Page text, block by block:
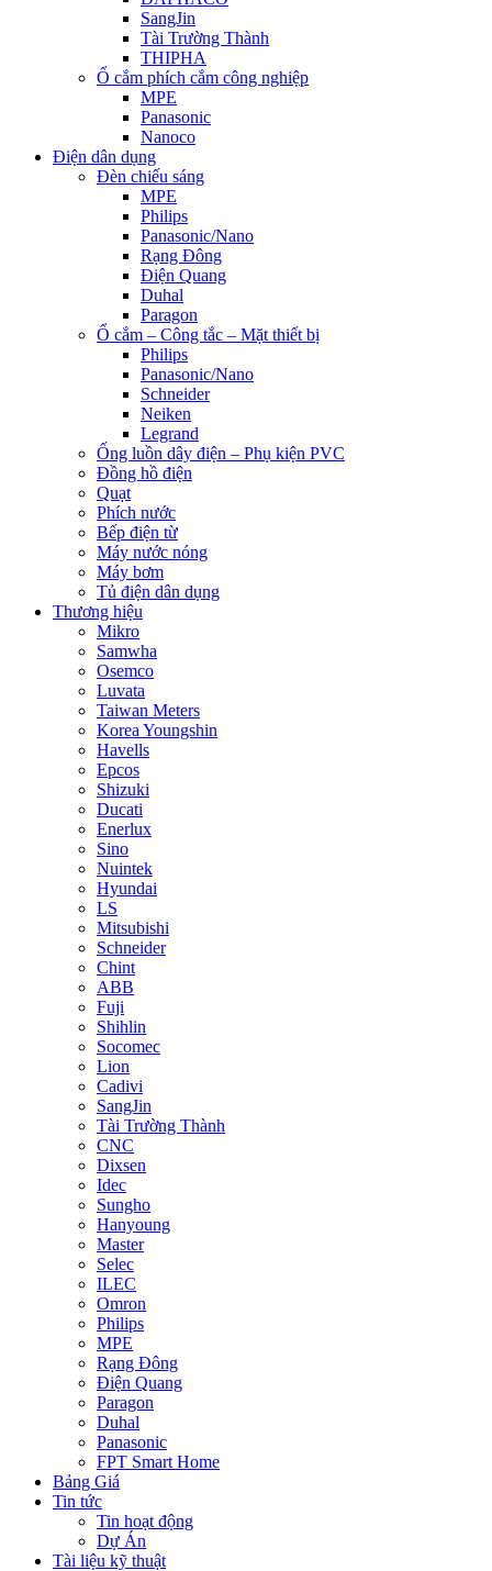
SangJin
Tài Trường Thành
THIPHA
Ổ cắm phích cắm công nghiệp
MPE
Panasonic
Nanoco
Điện dân dụng
Đèn chiếu sáng
MPE
Philips
Panasonic/Nano
Rạng Đông
Điện Quang
Duhal
Paragon
Ổ cắm – Công tắc – Mặt thiết bị
Philips
Panasonic/Nano
Schneider
Neiken
Legrand
Ống luồn dây điện – Phụ kiện PVC
Đồng hồ điện
Quạt
Phích nước
Bếp điện từ
Máy nước nóng
Máy bơm
Tủ điện dân dụng
Thương hiệu
Mikro
Samwha
Osemco
Luvata
Taiwan Meters
Korea Youngshin
Havells
Epcos
Shizuki
Ducati
Enerlux
Sino
Nuintek
Hyundai
LS
Mitsubishi
Schneider
Chint
ABB
Fuji
Shihlin
Socomec
Lion
Cadivi
SangJin
Tài Trường Thành
CNC
Dixsen
Idec
Sungho
Hanyoung
Master
Selec
ILEC
Omron
Philips
MPE
Rạng Đông
Điện Quang
Paragon
Duhal
Panasonic
FPT Smart Home
Bảng Giá
Tin tức
Tin hoạt động
Dự Án
Tài liệu kỹ thuật